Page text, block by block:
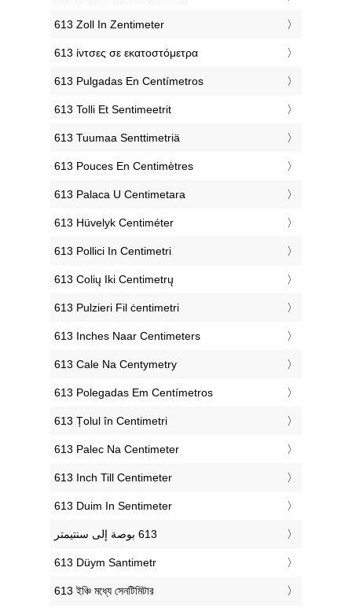
‎613 Zoll In Zentimeter
‎613 ίντσες σε εκατοστόμετρα
‎613 Pulgadas En Centímetros
‎613 Tolli Et Sentimeetrit
‎613 Tuumaa Senttimetriä
‎613 Pouces En Centimètres
‎613 Palaca U Centimetara
‎613 Hüvelyk Centiméter
‎613 Pollici In Centimetri
‎613 Colių Iki Centimetrų
‎613 Pulzieri Fil ċentimetri
‎613 Inches Naar Centimeters
‎613 Cale Na Centymetry
‎613 Polegadas Em Centímetros
‎613 Țolul în Centimetri
‎613 Palec Na Centimeter
‎613 Inch Till Centimeter
‎613 Duim In Sentimeter
‎613 Düym Santimetr
‎613 ইঞ্চি মধ্যে সেনটিমিটার